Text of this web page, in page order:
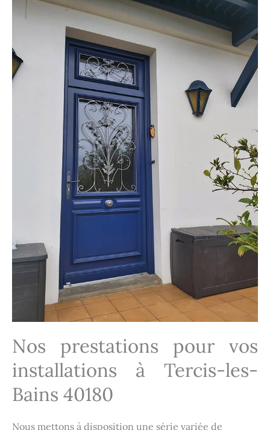
Nos prestations pour vos
installations à Tercis-les-
Bains 40180
Nous mettons à disposition une série variée de